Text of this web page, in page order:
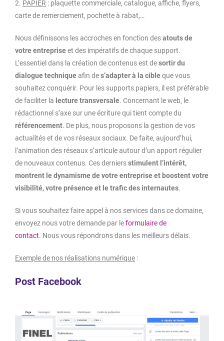
2. PAPIER : plaquette commerciale, catalogue, affiche, flyers,
carte de remerciement, pochette à rabat,…
Nous définissons les accroches en fonction desatouts de
votre entrepriseet des impératifs de chaque support.
L’essentiel dans la création de contenus est desortir du
dialogue techniqueafin des’adapter à la cibleque vous
souhaitez conquérir. Pour les supports papiers, il est préférable
de faciliter la lecture transversale. Concernant le web, le
rédactionnel s’axe sur une écriture qui tient compte du
référencement. De plus, nous proposons la gestion de vos
actualités et de vos réseaux sociaux. De faite, aujourd’hui,
l’animation des réseaux s’articule autour d’un apport régulier
de nouveaux contenus. Ces derniersstimulent l’intérêt,
montrent le dynamisme de votre entreprise et boostent votre
visibilité, votre présence et le trafic des internautes.
Si vous souhaitez faire appel à nos services dans ce domaine,
envoyez nous votre demande par leformulaire de
contact. Nous vous répondrons dans les meilleurs délais.
Exemple de nos réalisations numérique :
Post Facebook